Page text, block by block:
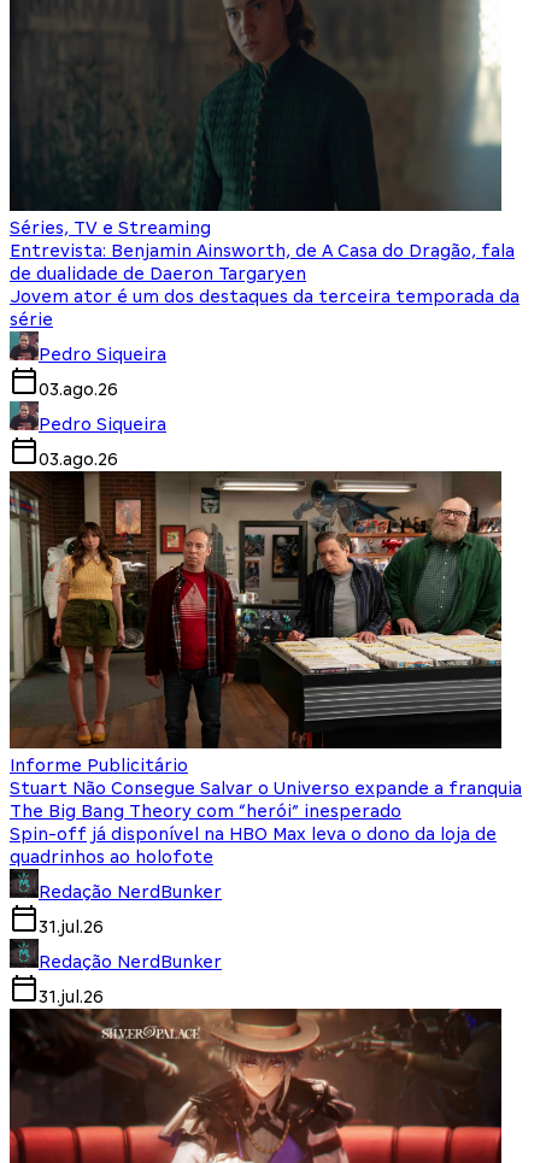
Séries, TV e Streaming
Entrevista: Benjamin Ainsworth, de A Casa do Dragão, fala
de dualidade de Daeron Targaryen
Jovem ator é um dos destaques da terceira temporada da
série
Pedro Siqueira
03.ago.26
Pedro Siqueira
03.ago.26
Informe Publicitário
Stuart Não Consegue Salvar o Universo expande a franquia
The Big Bang Theory com “herói” inesperado
Spin-off já disponível na HBO Max leva o dono da loja de
quadrinhos ao holofote
Redação NerdBunker
31.jul.26
Redação NerdBunker
31.jul.26